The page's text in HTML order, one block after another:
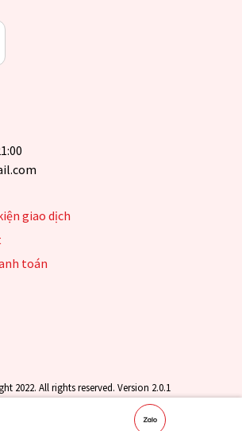
giao dịch
toán
2022. All rights reserved. Version 2.0.1